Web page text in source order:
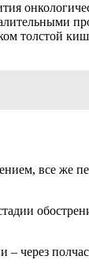
толстой
все же
через